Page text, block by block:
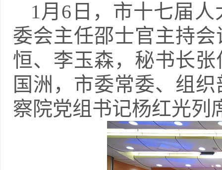
1月6日，市十七届
委会主任邵士官主持
恒、李玉森，秘书长
国洲，市委常委、组
察院党组书记杨红光列